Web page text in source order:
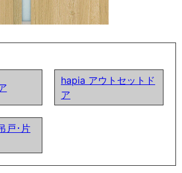
hapia アウトセットド
ア
戸･片